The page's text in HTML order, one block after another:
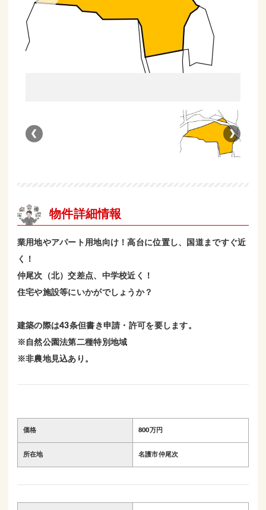
❮ ❯
物件詳細情報
業用地やアパート用地向け！高台に位置し、国道まですぐ近
く！
仲尾次（北）交差点、中学校近く！
住宅や施設等にいかがでしょうか？
建築の際は43条但書き申請・許可を要します。
※自然公園法第二種特別地域
※非農地見込あり。
価格 800万円
所在地 名護市仲尾次